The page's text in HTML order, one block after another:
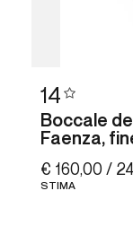
14
Boccale
Faenza,
€ 160,00 /
STIMA